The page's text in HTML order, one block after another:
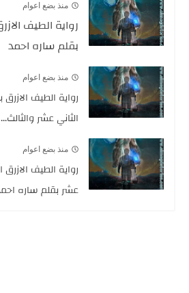
منذ بضع اعوام
رواية الطيف
بقلم ساره احمد
منذ بضع اعوام
رواية الطيف
الثاني عشر والثالث...
منذ بضع اعوام
رواية الطيف
عشر بقلم ساره